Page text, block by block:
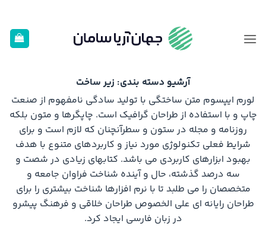
content
آرشیو دسته بندی: زیر ساخت
لورم ایپسوم متن ساختگی با تولید سادگی نامفهوم از صنعت
چاپ و با استفاده از طراحان گرافیک است. چاپگرها و متون بلکه
روزنامه و مجله در ستون و سطرآنچنان که لازم است و برای
شرایط فعلی تکنولوژی مورد نیاز و کاربردهای متنوع با هدف
بهبود ابزارهای کاربردی می باشد. کتابهای زیادی در شصت و
سه درصد گذشته، حال و آینده شناخت فراوان جامعه و
متخصصان را می طلبد تا با نرم افزارها شناخت بیشتری را برای
طراحان رایانه ای علی الخصوص طراحان خلاقی و فرهنگ پیشرو
در زبان فارسی ایجاد کرد.